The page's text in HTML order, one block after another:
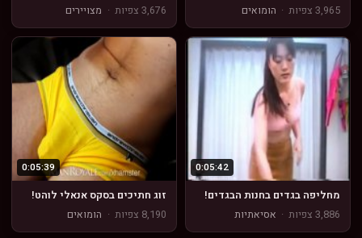
3,965 צפיות
· הומואים
3,676 צפיות
· מצויירים
0:05:42
מחליפה בגדים בחנות הבגדים!
3,886 צפיות
· אסיאתיות
0:05:39
זוג חתיכים בסקס אנאלי לוהט!
8,190 צפיות
· הומואים